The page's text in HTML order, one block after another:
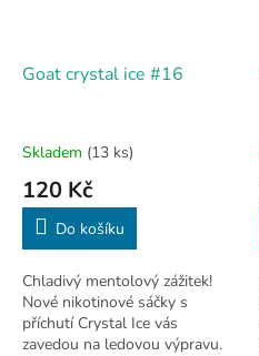
Goat crystal ice #16
Skladem (13 ks)
120 Kč
Do košíku
Chladivý mentolový zážitek!
Nové nikotinové sáčky s
příchutí Crystal Ice vás
zavedou na ledovou výpravu.